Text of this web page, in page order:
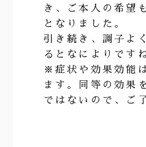
き、ご本人の希望
となりました。
引き続き、調子よ
るとなによりです
※症状や効果効能
ます。同等の効果
ではないので、ご